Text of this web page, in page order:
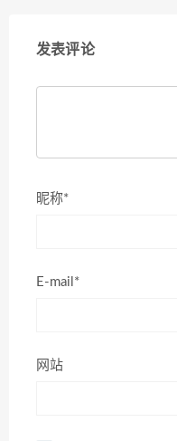
发表评论
昵称*
E-mail*
网站